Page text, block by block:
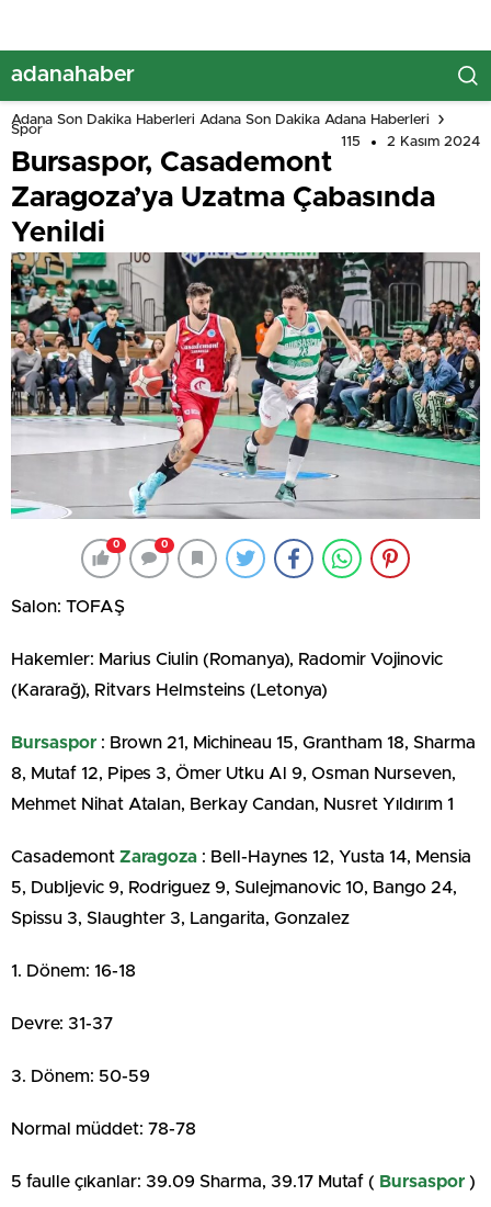
adanahaber
Adana Son Dakika Haberleri Adana Son Dakika Adana Haberleri
Spor
115
2 Kasım 2024
Bursaspor, Casademont
Zaragoza’ya Uzatma Çabasında
Yenildi
0 0
Salon: TOFAŞ
Hakemler: Marius Ciulin (Romanya), Radomir Vojinovic
(Kararağ), Ritvars Helmsteins (Letonya)
Bursaspor : Brown 21, Michineau 15, Grantham 18, Sharma
8, Mutaf 12, Pipes 3, Ömer Utku Al 9, Osman Nurseven,
Mehmet Nihat Atalan, Berkay Candan, Nusret Yıldırım 1
Casademont Zaragoza : Bell-Haynes 12, Yusta 14, Mensia
5, Dubljevic 9, Rodriguez 9, Sulejmanovic 10, Bango 24,
Spissu 3, Slaughter 3, Langarita, Gonzalez
1. Dönem: 16-18
Devre: 31-37
3. Dönem: 50-59
Normal müddet: 78-78
5 faulle çıkanlar: 39.09 Sharma, 39.17 Mutaf ( Bursaspor )